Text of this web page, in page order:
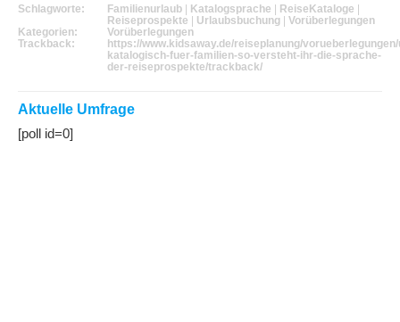
Schlagworte: Familienurlaub | Katalogsprache | ReiseKataloge |
Reiseprospekte | Urlaubsbuchung | Vorüberlegungen
Kategorien:
Vorüberlegungen
Trackback:
https://www.kidsaway.de/reiseplanung/
katalogisch-fuer-familien-so-versteht-ihr-die-sprache-
der-reiseprospekte/trackback/
Aktuelle Umfrage
[poll id=0]